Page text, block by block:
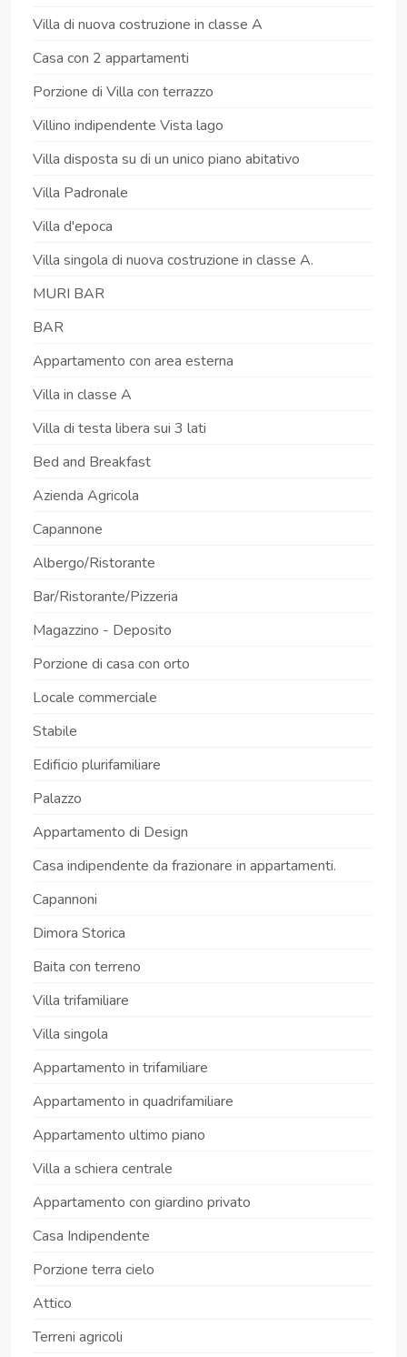
Villa di nuova costruzione in classe A
Casa con 2 appartamenti
Porzione di Villa con terrazzo
Villino indipendente Vista lago
Villa disposta su di un unico piano abitativo
Villa Padronale
Villa d'epoca
Villa singola di nuova costruzione in classe A.
MURI BAR
BAR
Appartamento con area esterna
Villa in classe A
Villa di testa libera sui 3 lati
Bed and Breakfast
Azienda Agricola
Capannone
Albergo/Ristorante
Bar/Ristorante/Pizzeria
Magazzino - Deposito
Porzione di casa con orto
Locale commerciale
Stabile
Edificio plurifamiliare
Palazzo
Appartamento di Design
Casa indipendente da frazionare in appartamenti.
Capannoni
Dimora Storica
Baita con terreno
Villa trifamiliare
Villa singola
Appartamento in trifamiliare
Appartamento in quadrifamiliare
Appartamento ultimo piano
Villa a schiera centrale
Appartamento con giardino privato
Casa Indipendente
Porzione terra cielo
Attico
Terreni agricoli